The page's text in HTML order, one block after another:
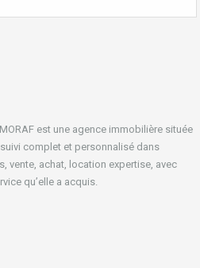
est une agence immobilière située
complet et personnalisé dans
vente, achat, location expertise, avec
qu’elle a acquis.